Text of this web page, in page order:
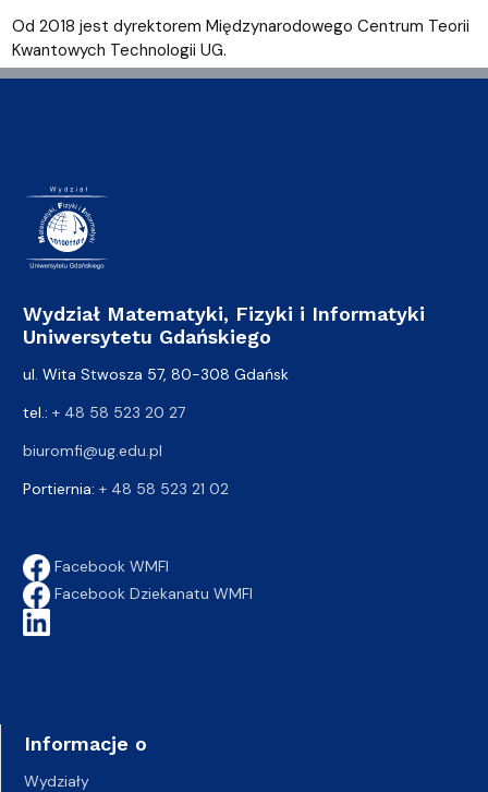
Od 2018 jest dyrektorem Międzynarodowego Centrum Teorii
Kwantowych Technologii UG.
Wydział Matematyki, Fizyki i Informatyki
Uniwersytetu Gdańskiego
ul. Wita Stwosza 57, 80-308 Gdańsk
tel.: + 48 58 523 20 27
biuromfi@ug.edu.pl
Portiernia: + 48 58 523 21 02
Facebook WMFI
Facebook Dziekanatu WMFI
Informacje o
Wydziały